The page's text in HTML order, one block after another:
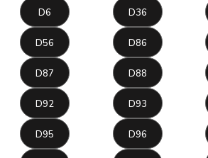
D6 D36
D56 D86
D87 D88
D92 D93
D95 D96